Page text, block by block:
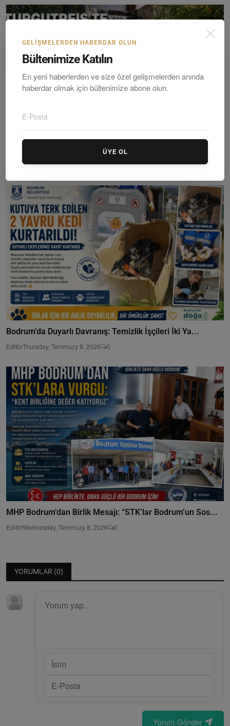
Turgutreis’te Su Hattı Patlağı Siteyi Göle Çevirdi: ...
EditörMonday, Temmuzy 6, 2026 0
Bodrum’da Duyarlı Davranış: Temizlik İşçileri İki Ya...
EditörThursday, Temmuzy 9, 2026 0
MHP Bodrum’dan Birlik Mesajı: “STK’lar Bodrum’un Sos...
EditörWednesday, Temmuzy 8, 2026 0
YORUMLAR (0)
Yorum Gönder
GELIŞMELERDEN HABERDAR OLUN
Bültenimize Katılın
En yeni haberlerden ve size özel gelişmelerden anında
haberdar olmak için bültenimize abone olun.
ÜYE OL